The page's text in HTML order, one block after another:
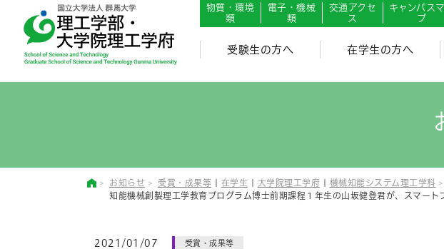
物質・環境
類
電子・機械
類
交通アクセ
ス
キャンパス
プ
受験生の方へ 在学生の方へ
Japanese
お知らせ 受賞・成果等 在学生 大学院理工学府
機械知能システム理工学科
知能機械創製理工学教育プログラム博士前期課程１年生の山坂健登君が、スマー
2021/01/07 受賞・成果等